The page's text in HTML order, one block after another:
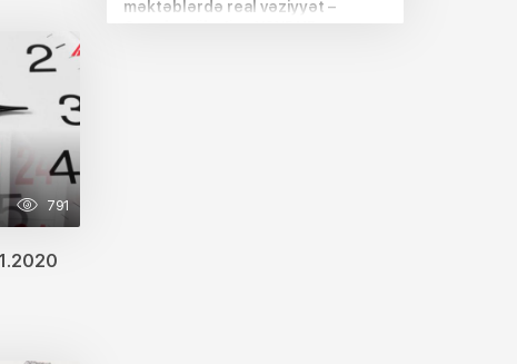
791
məktəblərdə real vəziyyət –